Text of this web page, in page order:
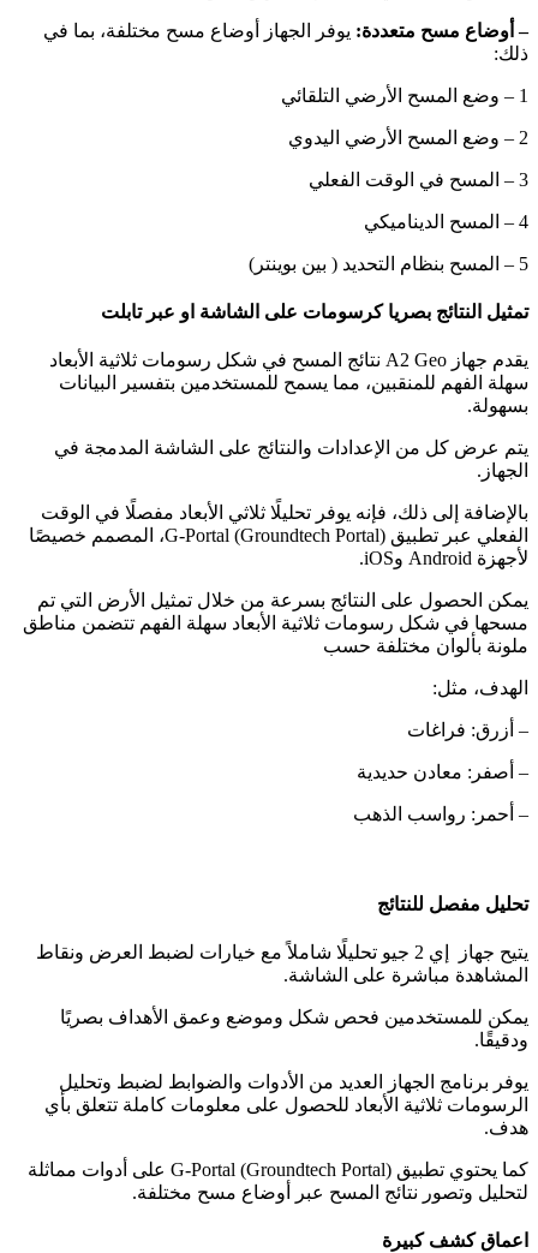
– أوضاع مسح متعددة: يوفر الجهاز أوضاع مسح مختلفة، بما في
ذلك:
1 – وضع المسح الأرضي التلقائي
2 – وضع المسح الأرضي اليدوي
3 – المسح في الوقت الفعلي
4 – المسح الديناميكي
5 – المسح بنظام التحديد ( بين بوينتر)
تمثيل النتائج بصريا كرسومات على الشاشة او عبر تابلت
يقدم جهاز A2 Geo نتائج المسح في شكل رسومات ثلاثية الأبعاد
سهلة الفهم للمنقبين، مما يسمح للمستخدمين بتفسير البيانات
بسهولة.
يتم عرض كل من الإعدادات والنتائج على الشاشة المدمجة في
الجهاز.
بالإضافة إلى ذلك، فإنه يوفر تحليلًا ثلاثي الأبعاد مفصلًا في الوقت
الفعلي عبر تطبيق G-Portal (Groundtech Portal)، المصمم خصيصًا
لأجهزة Android وiOS.
يمكن الحصول على النتائج بسرعة من خلال تمثيل الأرض التي تم
مسحها في شكل رسومات ثلاثية الأبعاد سهلة الفهم تتضمن مناطق
ملونة بألوان مختلفة حسب
الهدف، مثل:
– أزرق: فراغات
– أصفر: معادن حديدية
– أحمر: رواسب الذهب
تحليل مفصل للنتائج
يتيح جهاز إي 2 جيو تحليلًا شاملاً مع خيارات لضبط العرض ونقاط
المشاهدة مباشرة على الشاشة.
يمكن للمستخدمين فحص شكل وموضع وعمق الأهداف بصريًا
ودقيقًا.
يوفر برنامج الجهاز العديد من الأدوات والضوابط لضبط وتحليل
الرسومات ثلاثية الأبعاد للحصول على معلومات كاملة تتعلق بأي
هدف.
كما يحتوي تطبيق G-Portal (Groundtech Portal) على أدوات مماثلة
لتحليل وتصور نتائج المسح عبر أوضاع مسح مختلفة.
اعماق كشف كبيرة